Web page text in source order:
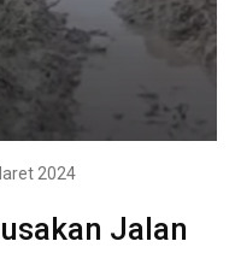
2024
Jalan